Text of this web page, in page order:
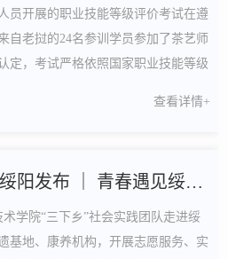
员开展的职业技能等级评价考试在遵
自老挝的24名参训学员参加了茶艺师
定，考试严格依照国家职业技能等级
，试卷上工整的汉字书写着他们对茶
查看详情+
【媒体看遵职130】绥阳发布 ｜ 青春遇见绥阳 ｜ 遵义职业技术...
学院“三下乡”社会实践团队走进绥
基地、康养机构，开展志愿服务、实